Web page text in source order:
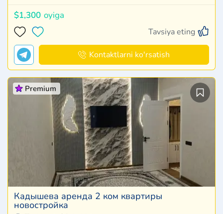
$1,300 oyiga
Tavsiya eting
Kontaktlarni ko'rsatish
Premium
Кадышева аренда 2 ком квартиры
новостройка